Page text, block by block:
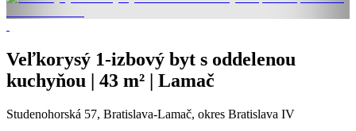
Veľkorysý 1-izbový byt s oddelenou
kuchyňou | 43 m² | Lamač
Studenohorská 57, Bratislava-Lamač, okres Bratislava IV